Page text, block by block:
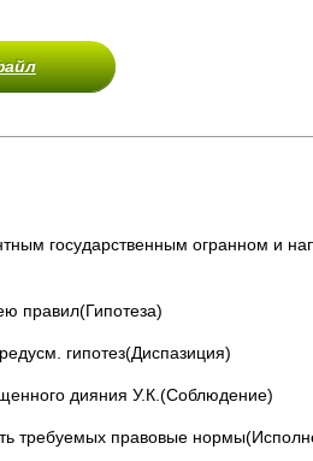
государственным огранном и
правил(Гипотеза)
гипотез(Диспазиция)
дияния У.К.(Соблюдение)
требуемых правовые